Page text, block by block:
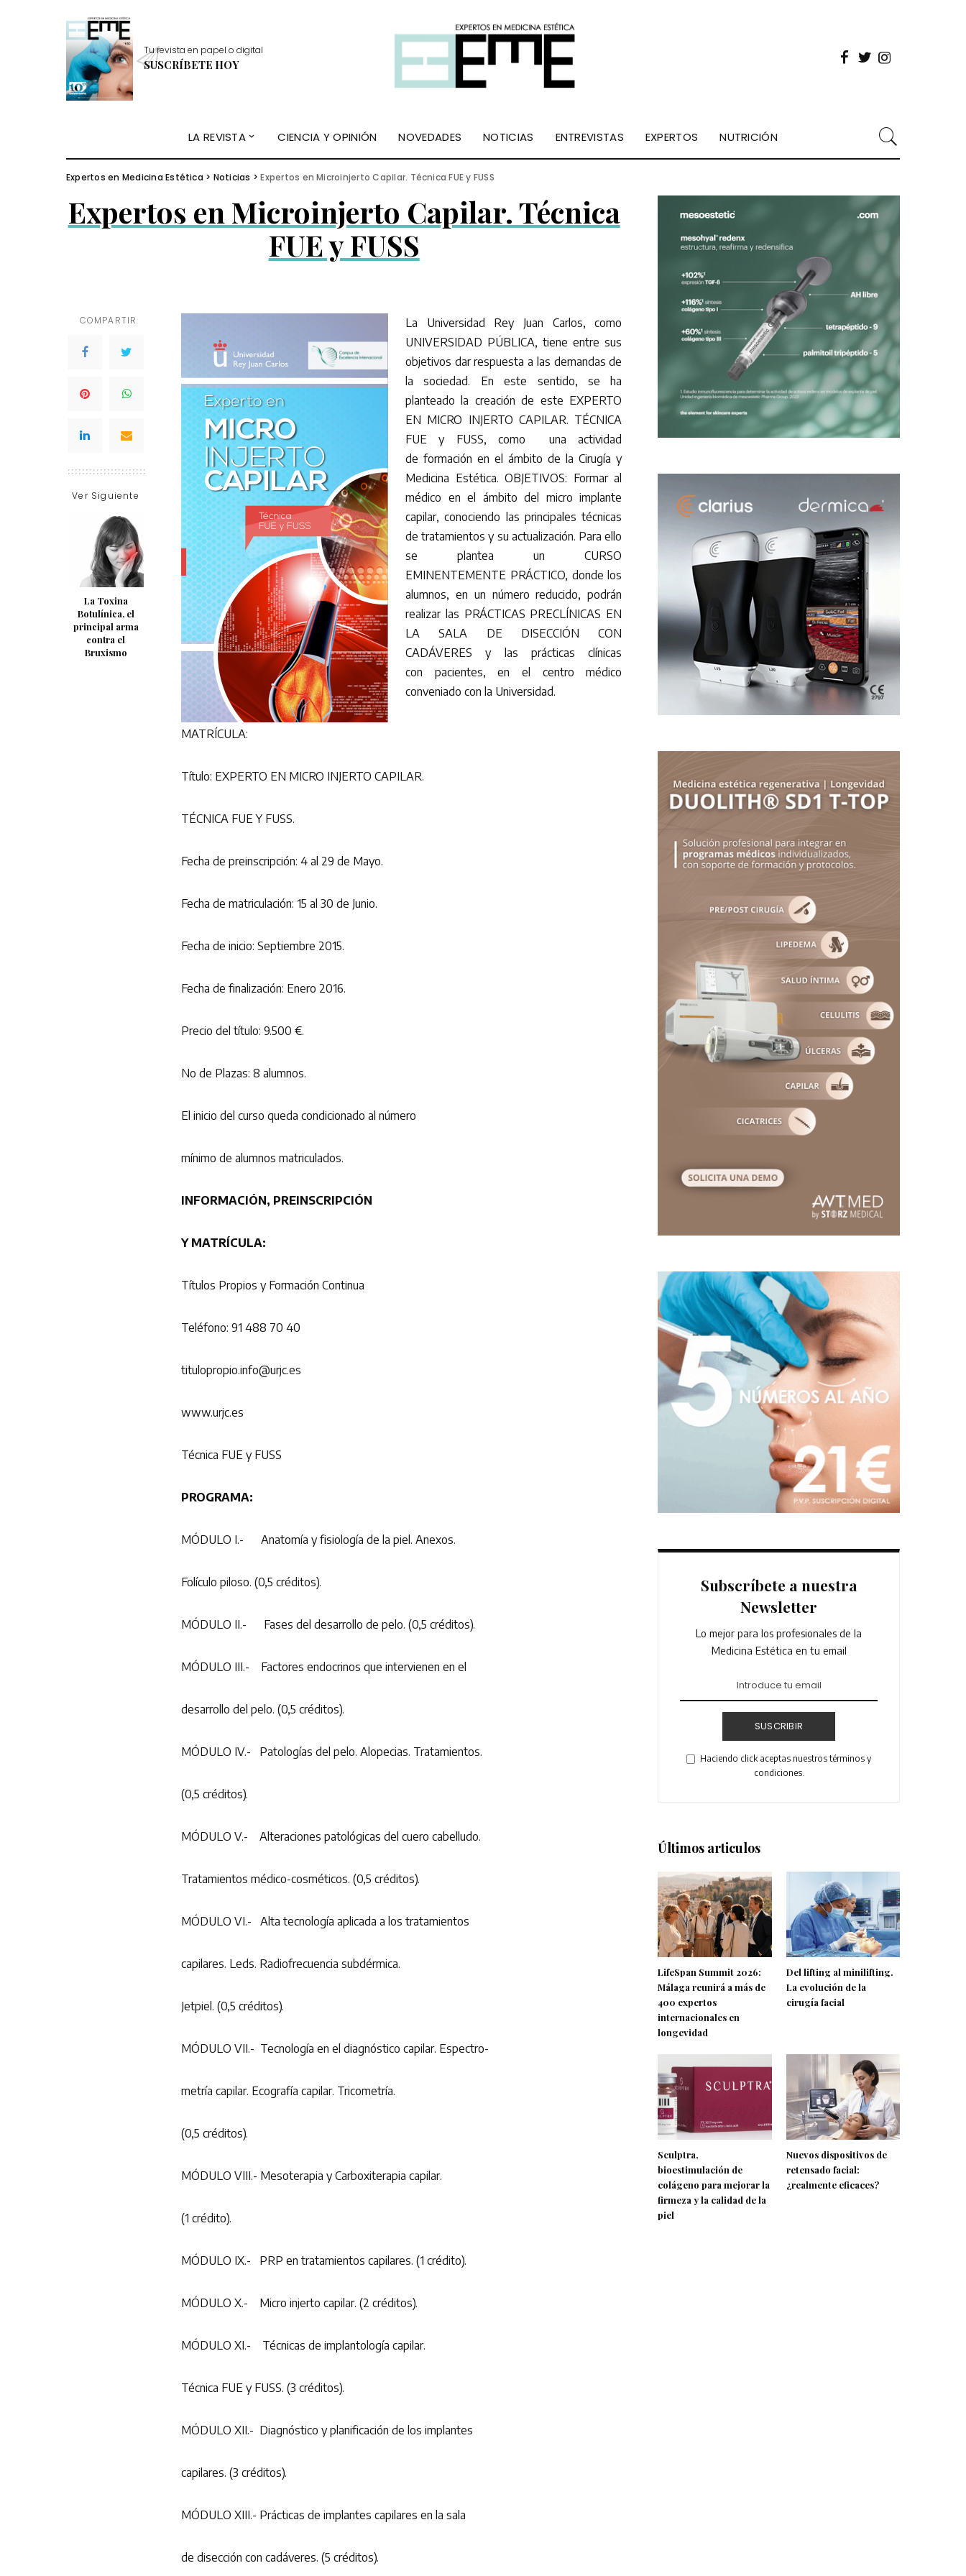
Tu revista en papel o digital
SUSCRÍBETE HOY
LA REVISTA CIENCIA Y OPINIÓN NOVEDADES NOTICIAS ENTREVISTAS EXPERTOS NUTRICIÓN
Expertos en Medicina Estética > Noticias >Expertos en Microinjerto Capilar. Técnica FUE y FUSS
Expertos en Microinjerto Capilar. Técnica
FUE y FUSS
COMPARTIR
Ver Siguiente
La Toxina
Botulínica, el
principal arma
contra el
Bruxismo
La Universidad Rey Juan Carlos, como
UNIVERSIDAD PÚBLICA, tiene entre sus
objetivos dar respuesta a las demandas de
la sociedad. En este sentido, se ha
planteado la creación de este EXPERTO
EN MICRO INJERTO CAPILAR. TÉCNICA
FUE y FUSS, como una actividad
de formación en el ámbito de la Cirugía y
Medicina Estética. OBJETIVOS: Formar al
médico en el ámbito del micro implante
capilar, conociendo las principales técnicas
de tratamientos y su actualización. Para ello
se plantea un CURSO
EMINENTEMENTE PRÁCTICO, donde los
alumnos, en un número reducido, podrán
realizar las PRÁCTICAS PRECLÍNICAS EN
LA SALA DE DISECCIÓN CON
CADÁVERES y las prácticas clínicas
con pacientes, en el centro médico
conveniado con la Universidad.
MATRÍCULA:
Título: EXPERTO EN MICRO INJERTO CAPILAR.
TÉCNICA FUE Y FUSS.
Fecha de preinscripción: 4 al 29 de Mayo.
Fecha de matriculación: 15 al 30 de Junio.
Fecha de inicio: Septiembre 2015.
Fecha de finalización: Enero 2016.
Precio del título: 9.500 €.
No de Plazas: 8 alumnos.
El inicio del curso queda condicionado al número
mínimo de alumnos matriculados.
INFORMACIÓN, PREINSCRIPCIÓN
Y MATRÍCULA:
Títulos Propios y Formación Continua
Teléfono: 91 488 70 40
titulopropio.info@urjc.es
www.urjc.es
Técnica FUE y FUSS
PROGRAMA:
MÓDULO I.- Anatomía y fisiología de la piel. Anexos.
Folículo piloso. (0,5 créditos).
MÓDULO II.- Fases del desarrollo de pelo. (0,5 créditos).
MÓDULO III.- Factores endocrinos que intervienen en el
desarrollo del pelo. (0,5 créditos).
MÓDULO IV.- Patologías del pelo. Alopecias. Tratamientos.
(0,5 créditos).
MÓDULO V.- Alteraciones patológicas del cuero cabelludo.
Tratamientos médico-cosméticos. (0,5 créditos).
MÓDULO VI.- Alta tecnología aplicada a los tratamientos
capilares. Leds. Radiofrecuencia subdérmica.
Jetpiel. (0,5 créditos).
MÓDULO VII.- Tecnología en el diagnóstico capilar. Espectro-
metría capilar. Ecografía capilar. Tricometría.
(0,5 créditos).
MÓDULO VIII.- Mesoterapia y Carboxiterapia capilar.
(1 crédito).
MÓDULO IX.- PRP en tratamientos capilares. (1 crédito).
MÓDULO X.- Micro injerto capilar. (2 créditos).
MÓDULO XI.- Técnicas de implantología capilar.
Técnica FUE y FUSS. (3 créditos).
MÓDULO XII.- Diagnóstico y planificación de los implantes
capilares. (3 créditos).
MÓDULO XIII.- Prácticas de implantes capilares en la sala
de disección con cadáveres. (5 créditos).
Subscríbete a nuestra
Newsletter
Lo mejor para los profesionales de la
Medicina Estética en tu email
SUSCRIBIR
Haciendo click aceptas nuestros términos y
condiciones.
Últimos articulos
LifeSpan Summit 2026:
Málaga reunirá a más de
400 expertos
internacionales en
longevidad
Del lifting al minilifting.
La evolución de la
cirugía facial
Sculptra,
bioestimulación de
colágeno para mejorar la
firmeza y la calidad de la
piel
Nuevos dispositivos de
retensado facial:
¿realmente eficaces?